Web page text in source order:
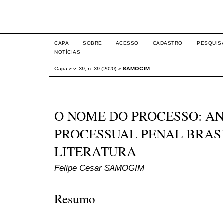
CAPA SOBRE ACESSO CADASTRO
NOTÍCIAS
Capa > v. 39, n. 39 (2020) > SAMOGIM
O NOME DO PROCESSO:
PROCESSUAL PENAL
LITERATURA
Felipe Cesar SAMOGIM
Resumo